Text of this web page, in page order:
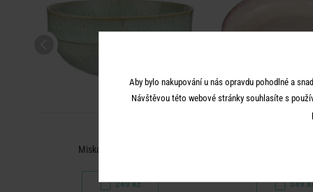
Miska 450 ml - zelená
249 Kč 349
Aby bylo nakupování u nás opravdu pohodlné a
Návštěvou této webové stránky souhlasíte s